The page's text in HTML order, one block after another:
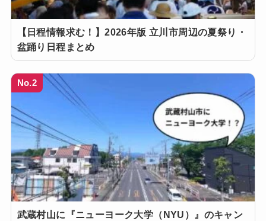
【日程情報求む！】2026年版 立川市周辺の夏祭り・
盆踊り日程まとめ
No.2
武蔵村山に『ニューヨーク大学（NYU）』のキャン